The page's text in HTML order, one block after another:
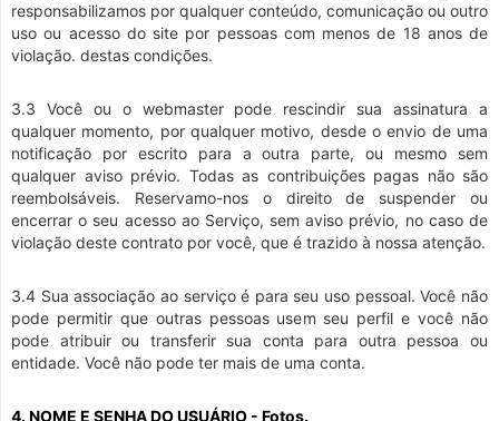
responsabilizamos por qualquer conteúdo, comunicação ou outro
uso ou acesso do site por pessoas com menos de 18 anos de
violação. destas condições.
3.3 Você ou o webmaster pode rescindir sua assinatura a
qualquer momento, por qualquer motivo, desde o envio de uma
notificação por escrito para a outra parte, ou mesmo sem
qualquer aviso prévio. Todas as contribuições pagas não são
reembolsáveis. Reservamo-nos o direito de suspender ou
encerrar o seu acesso ao Serviço, sem aviso prévio, no caso de
violação deste contrato por você, que é trazido à nossa atenção.
3.4 Sua associação ao serviço é para seu uso pessoal. Você não
pode permitir que outras pessoas usem seu perfil e você não
pode atribuir ou transferir sua conta para outra pessoa ou
entidade. Você não pode ter mais de uma conta.
4. NOME E SENHA DO USUÁRIO - Fotos.